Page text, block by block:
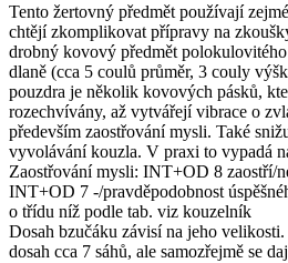
Tento žertovný předmět používají
chtějí zkomplikovat přípravy na
drobný kovový předmět
dlaně (cca 5 coulů průměr, 3 couly
pouzdra je několik kovových pásků,
rozechvívány, až vytvářejí vibrace o
především zaostřování mysli. Také
vyvolávání kouzla. V praxi to vypadá
Zaostřování mysli: INT+OD 8 zaostří/
INT+OD 7 -/pravděpodobnost
o třídu níž podle tab. viz kouzelník
Dosah bzučáku závisí na jeho
dosah cca 7 sáhů, ale samozřejmě se